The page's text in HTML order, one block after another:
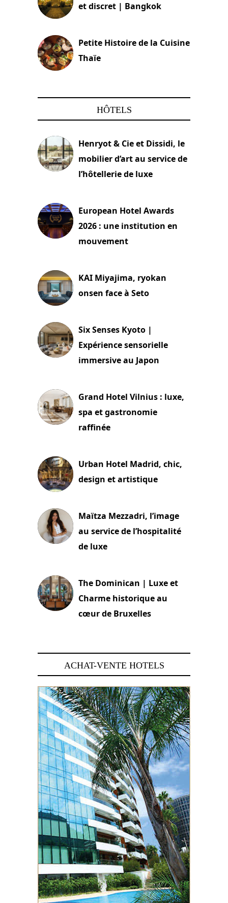
et discret | Bangkok
Petite Histoire de la Cuisine
Thaïe
HÔTELS
Henryot & Cie et Dissidi, le
mobilier d’art au service de
l’hôtellerie de luxe
European Hotel Awards
2026 : une institution en
mouvement
KAI Miyajima, ryokan
onsen face à Seto
Six Senses Kyoto |
Expérience sensorielle
immersive au Japon
Grand Hotel Vilnius : luxe,
spa et gastronomie
raffinée
Urban Hotel Madrid, chic,
design et artistique
Maïtza Mezzadri, l’image
au service de l’hospitalité
de luxe
The Dominican | Luxe et
Charme historique au
cœur de Bruxelles
ACHAT-VENTE HOTELS